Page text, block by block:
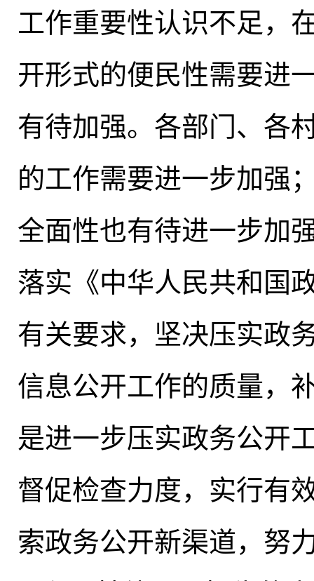
工作重要性认识不足，
开形式的便民性需要进
有待加强。 各部门、各
的工作需要进一步加强
全面性也有待进一步加
落实《中华人民共和国
有关要求， 坚决压实政
信息公开工作的质量，
是进一步压实政务公开
督促检查力度， 实行有
索政务公开新渠道，努